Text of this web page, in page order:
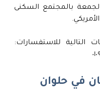
الجمعة بالمجتمع السكنى
التالية للاستفسارات:
في حلوان